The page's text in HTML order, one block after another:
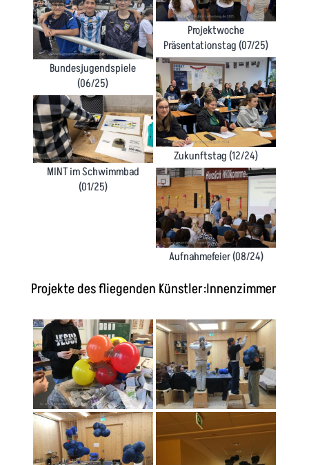
Projektwoche
Präsentationstag (07/25)
Bundesjugendspiele
(06/25)
Zukunftstag (12/24)
MINT im Schwimmbad
(01/25)
Aufnahmefeier (08/24)
Projekte des fliegenden Künstler:Innenzimmer